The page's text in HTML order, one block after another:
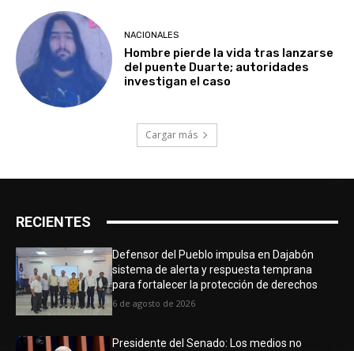
NACIONALES
Hombre pierde la vida tras lanzarse
del puente Duarte; autoridades
investigan el caso
Cargar más
RECIENTES
Defensor del Pueblo impulsa en Dajabón
sistema de alerta y respuesta temprana
para fortalecer la protección de derechos
6 de agosto de 2026
Presidente del Senado: Los medios no